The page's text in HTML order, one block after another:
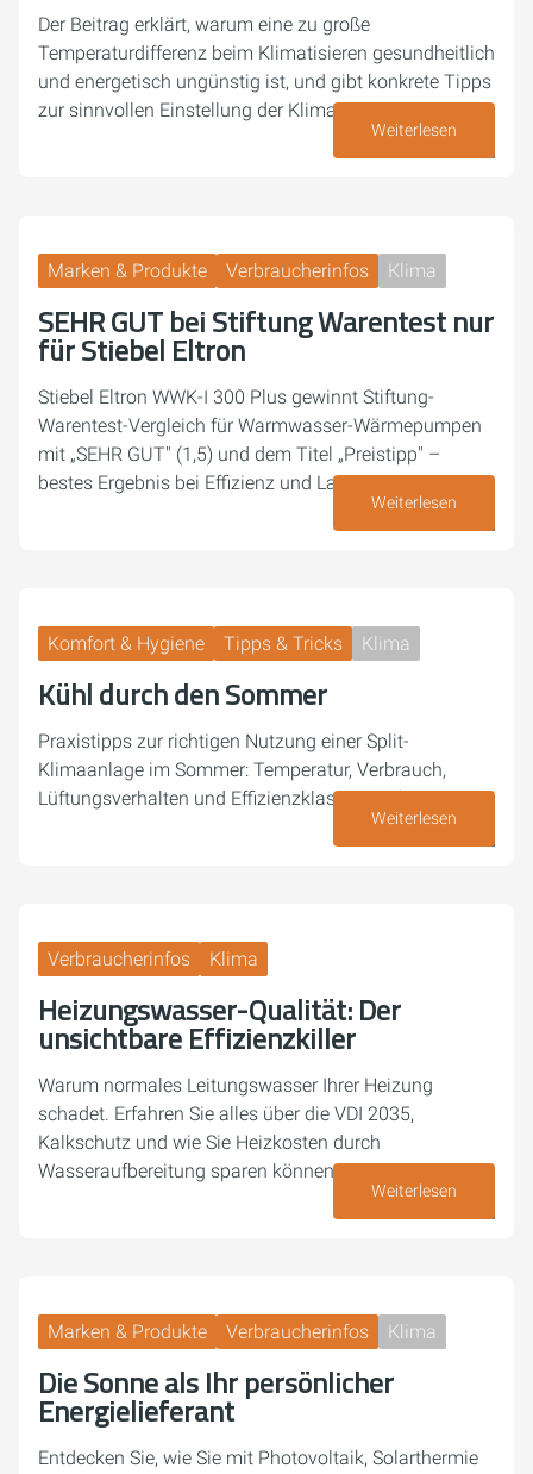
Der Beitrag erklärt, warum eine zu große
Temperaturdifferenz beim Klimatisieren gesundheitlich
und energetisch ungünstig ist, und gibt konkrete Tipps
zur sinnvollen Einstellung der Klimaanlage.
Weiterlesen
Marken & Produkte Verbraucherinfos Klima
SEHR GUT bei Stiftung Warentest nur
für Stiebel Eltron
Stiebel Eltron WWK-I 300 Plus gewinnt Stiftung-
Warentest-Vergleich für Warmwasser-Wärmepumpen
mit „SEHR GUT" (1,5) und dem Titel „Preistipp" –
bestes Ergebnis bei Effizienz und Lautstärke.
Weiterlesen
Komfort & Hygiene Tipps & Tricks Klima
Kühl durch den Sommer
Praxistipps zur richtigen Nutzung einer Split-
Klimaanlage im Sommer: Temperatur, Verbrauch,
Lüftungsverhalten und Effizienzklassen einfach erklärt.
Weiterlesen
Verbraucherinfos Klima
Heizungswasser-Qualität: Der
unsichtbare Effizienzkiller
Warum normales Leitungswasser Ihrer Heizung
schadet. Erfahren Sie alles über die VDI 2035,
Kalkschutz und wie Sie Heizkosten durch
Wasseraufbereitung sparen können.
Weiterlesen
Marken & Produkte Verbraucherinfos Klima
Die Sonne als Ihr persönlicher
Energielieferant
Entdecken Sie, wie Sie mit Photovoltaik, Solarthermie